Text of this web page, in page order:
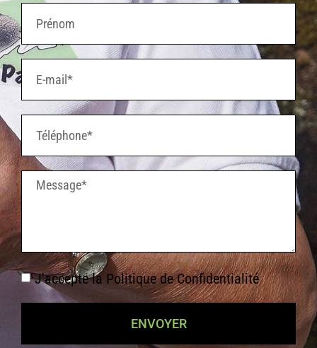
J'accepte laPolitique de Confidentialité
ENVOYER